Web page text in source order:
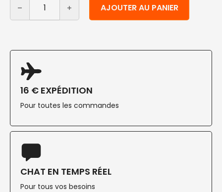
AJOUTER AU PANIER
16 € EXPÉDITION
Pour toutes les commandes
CHAT EN TEMPS RÉEL
Pour tous vos besoins